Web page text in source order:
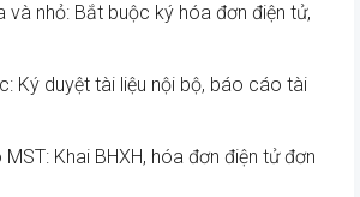
và nhỏ: Bắt buộc ký hóa đơn điện tử,
Ký duyệt tài liệu nội bộ, báo cáo tài
Khai BHXH, hóa đơn điện tử đơn